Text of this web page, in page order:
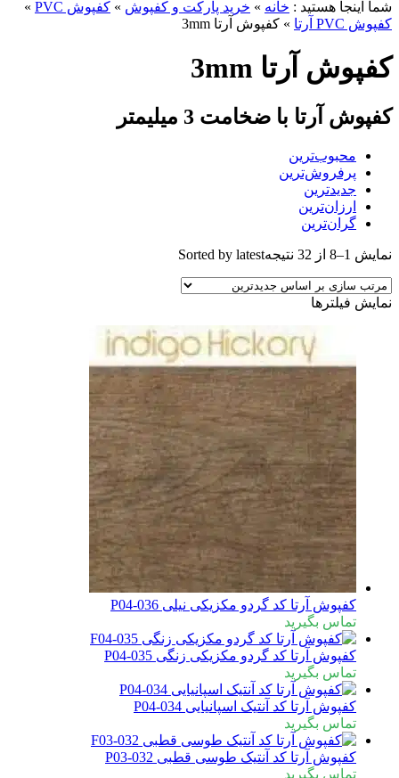
شما اینجا هستید : خانه » خرید پارکت و کفپوش » کفپوش PVC
»
کفپوش PVC آرتا
» کفپوش آرتا 3mm
کفپوش آرتا 3mm
کفپوش آرتا با ضخامت 3 میلیمتر
محبوب‌ترین
پرفروش‌ترین
جدیدترین
ارزان‌ترین
گران‌ترین
نمایش 1–8 از 32 نتیجه Sorted by latest
نمایش فیلترها
کفپوش آرتا کد گردو مکزیکی نیلی P04-036
تماس بگیرید
کفپوش آرتا کد گردو مکزیکی زنگی P04-035
تماس بگیرید
کفپوش آرتا کد آنتیک اسپانیایی P04-034
تماس بگیرید
کفپوش آرتا کد آنتیک طوسی قطبی P03-032
تماس بگیرید